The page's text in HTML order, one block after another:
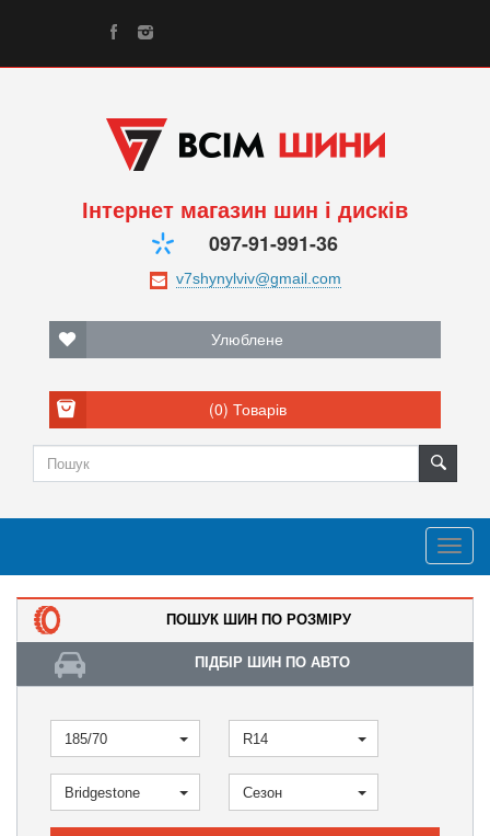
Інтернет магазин шин і дисків
097-91-991-36
Улюблене
(0) Товарів
ПОШУК ШИН ПО РОЗМІРУ
ПІДБІР ШИН ПО АВТО
185/70 R14
Bridgestone Сезон